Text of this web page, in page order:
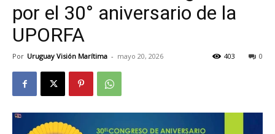
por el 30° aniversario de la
UPORFA
Por Uruguay Visión Marítima - mayo 20, 2026 0
403